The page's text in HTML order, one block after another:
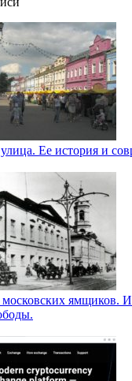
Ее история и
московских ямщиков.